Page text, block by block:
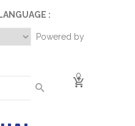
:
Powered by
0